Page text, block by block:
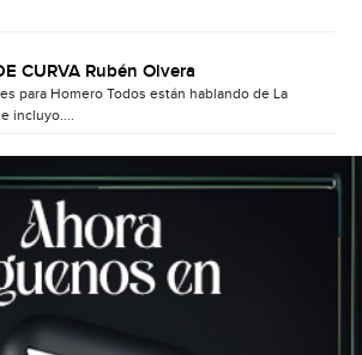
CURVA Rubén Olvera
para Homero Todos están hablando de La
incluyo....